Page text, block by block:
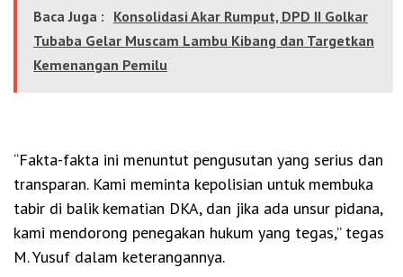
Baca Juga : Konsolidasi Akar Rumput, DPD II Golkar
Tubaba Gelar Muscam Lambu Kibang dan Targetkan
Kemenangan Pemilu
“Fakta-fakta ini menuntut pengusutan yang serius dan
transparan. Kami meminta kepolisian untuk membuka
tabir di balik kematian DKA, dan jika ada unsur pidana,
kami mendorong penegakan hukum yang tegas,” tegas
M. Yusuf dalam keterangannya.